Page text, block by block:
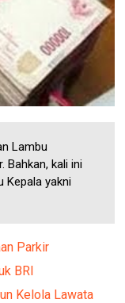
Lambu
Bahkan, kali ini
Kepala yakni
Parkir
BRI
Kelola Lawata